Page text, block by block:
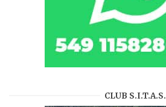
CLUB S.I.T.A.S.